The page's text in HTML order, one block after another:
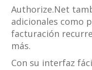
Authorize.Net
adicionales como
facturación
más.
Con su interfaz